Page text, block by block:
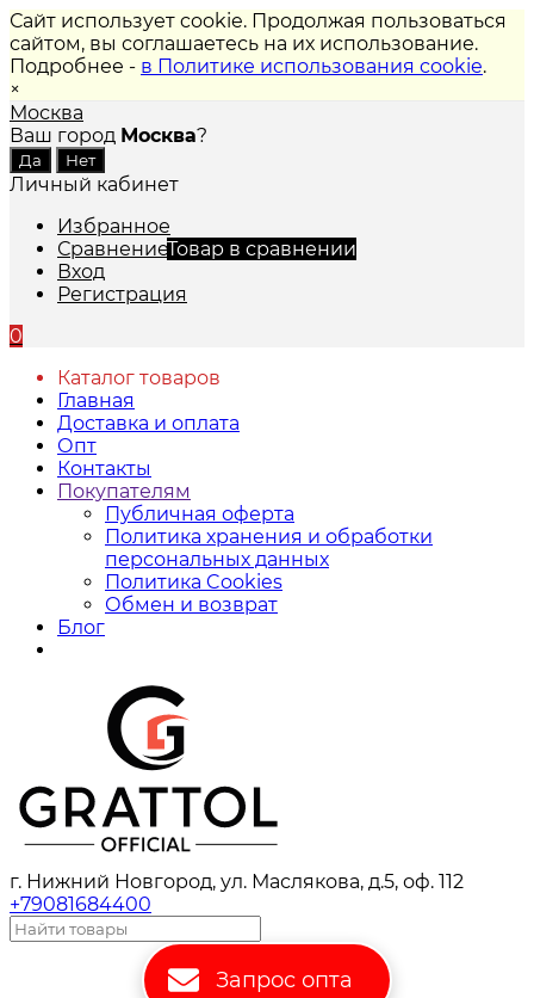
Сайт использует cookie. Продолжая пользоваться
сайтом, вы соглашаетесь на их использование.
Подробнее - в Политике использования cookie.
×
Москва
Ваш город Москва?
Личный кабинет
Избранное
СравнениеТовар в сравнении
Вход
Регистрация
0
Каталог товаров
Главная
Доставка и оплата
Опт
Контакты
Покупателям
Публичная оферта
Политика хранения и обработки
персональных данных
Политика Cookies
Обмен и возврат
Блог
г. Нижний Новгород, ул. Маслякова, д.5, оф. 112
+79081684400
Запрос опта